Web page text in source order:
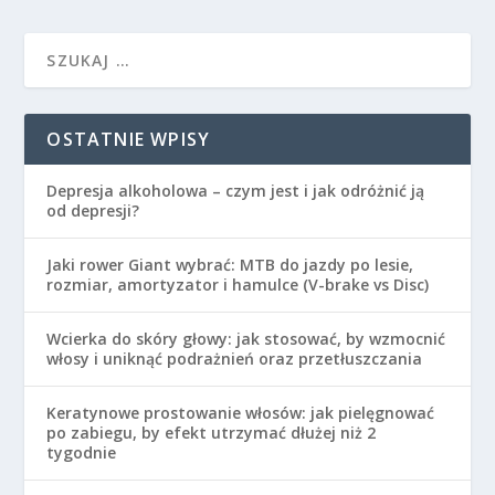
OSTATNIE WPISY
Depresja alkoholowa – czym jest i jak odróżnić ją
od depresji?
Jaki rower Giant wybrać: MTB do jazdy po lesie,
rozmiar, amortyzator i hamulce (V-brake vs Disc)
Wcierka do skóry głowy: jak stosować, by wzmocnić
włosy i uniknąć podrażnień oraz przetłuszczania
Keratynowe prostowanie włosów: jak pielęgnować
po zabiegu, by efekt utrzymać dłużej niż 2
tygodnie